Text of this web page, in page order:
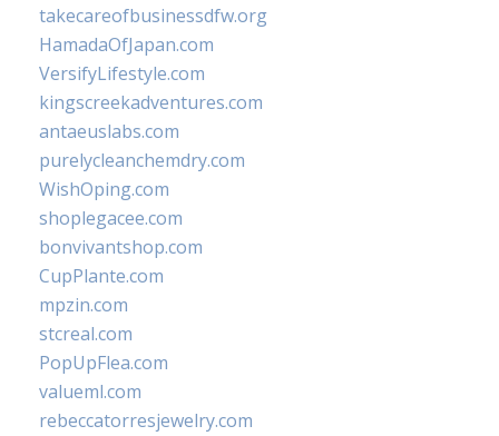
takecareofbusinessdfw.org
HamadaOfJapan.com
VersifyLifestyle.com
kingscreekadventures.com
antaeuslabs.com
purelycleanchemdry.com
WishOping.com
shoplegacee.com
bonvivantshop.com
CupPlante.com
mpzin.com
stcreal.com
PopUpFlea.com
valueml.com
rebeccatorresjewelry.com